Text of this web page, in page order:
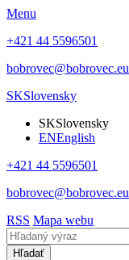
Menu
+421 44 5596501
bobrovec@bobrovec.eu
SKSlovensky
SKSlovensky
ENEnglish
+421 44 5596501
bobrovec@bobrovec.eu
RSS Mapa webu
Hľadať